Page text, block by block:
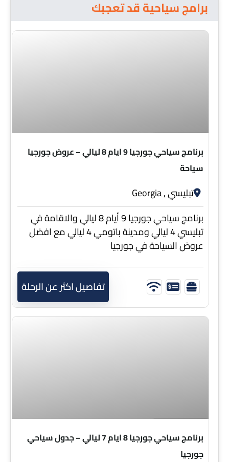
برامج سياحية قد تعجبك
برنامج سياحي جورجيا 9 ايام 8 ليالي – عروض جورجيا
سياحة
تبليسي , Georgia
برنامج سياحي جورجيا 9 أيام 8 ليالي والاقامة في
تبليسي 4 ليالي ومدينة باتومي 4 ليالي مع افضل
عروض السياحة في جورجيا
تفاصيل اكثر عن الرحلة
برنامج سياحي جورجيا 8 ايام 7 ليالي – جدول سياحي
جورجيا